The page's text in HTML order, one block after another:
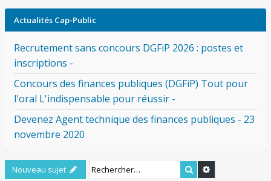
Actualités Cap-Public
Recrutement sans concours DGFiP 2026 : postes et
inscriptions -
Concours des finances publiques (DGFiP) Tout pour
l'oral L'indispensable pour réussir -
Devenez Agent technique des finances publiques - 23
novembre 2020
Nouveau sujet Rechercher